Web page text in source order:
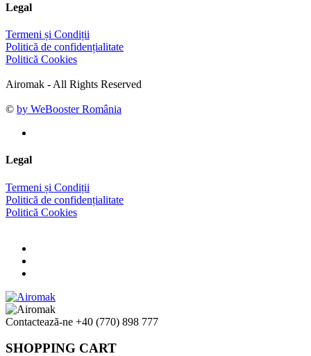
Legal
Termeni și Condiții
Politică de confidențialitate
Politică Cookies
Airomak - All Rights Reserved
© by WeBooster România
Legal
Termeni și Condiții
Politică de confidențialitate
Politică Cookies
Contactează-ne +40 (770) 898 777
SHOPPING CART